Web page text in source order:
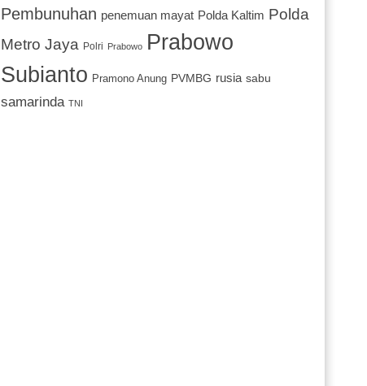
Pembunuhan penemuan mayat Polda Kaltim Polda
Metro Jaya
Polri Prabowo
Prabowo
Subianto Pramono Anung PVMBG rusia sabu
samarinda TNI